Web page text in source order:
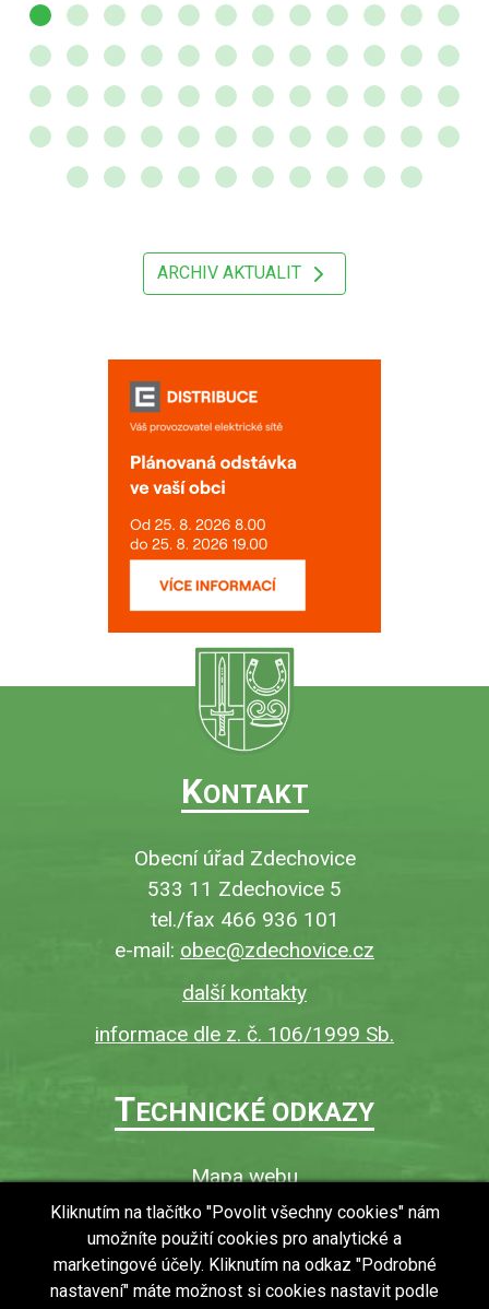
ARCHIV AKTUALIT
KONTAKT
Obecní úřad Zdechovice
533 11 Zdechovice 5
tel./fax 466 936 101
e-mail: obec@zdechovice.cz
další kontakty
informace dle z. č. 106/1999 Sb.
TECHNICKÉ ODKAZY
Mapa webu
O webu
Povinně zveřejňované informace
Ochrana osobních údajů (GDPR)
Kliknutím na tlačítko "Povolit všechny cookies" nám
umožníte použití cookies pro analytické a
marketingové účely. Kliknutím na odkaz "Podrobné
nastavení" máte možnost si cookies nastavit podle